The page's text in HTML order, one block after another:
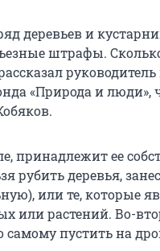
деревьев и
штрафы.
«Природа и люди»,
принадлежит ее
рубить деревья,
или те, которые
или растений. Во-
самому пустить на